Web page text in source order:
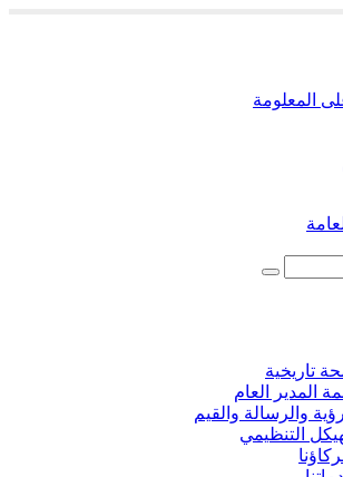
المعلومة
تاريخية
المدير العام
والرسالة والقيم
التنظيمي